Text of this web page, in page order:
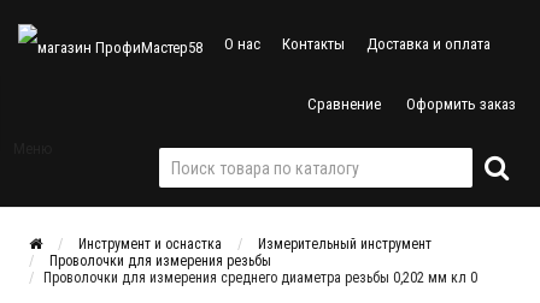
О нас Контакты Доставка и оплата
Сравнение Оформить заказ
Инструмент и оснастка
Измерительный инструмент
Проволочки для измерения резьбы
Проволочки для измерения среднего диаметра резьбы 0,202 мм кл 0